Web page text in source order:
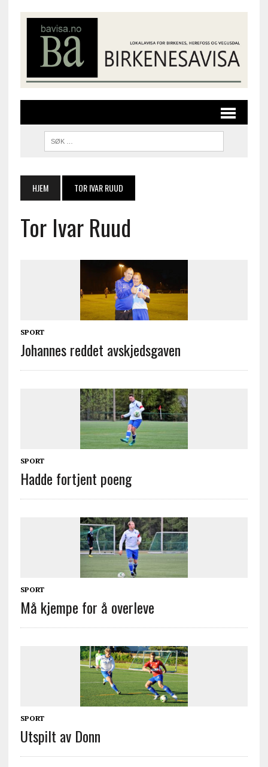
HJEM TOR IVAR RUUD
Tor Ivar Ruud
SPORT
Johannes reddet avskjedsgaven
SPORT
Hadde fortjent poeng
SPORT
Må kjempe for å overleve
SPORT
Utspilt av Donn